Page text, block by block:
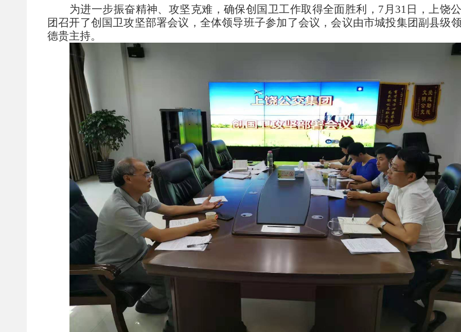
为进一步振奋精神、攻坚克难，确保创国卫工作取得全面胜利， 7月31日，上饶
团召开了创国卫攻坚部署会议，全体领导班子参加了会议，会议由市城投集团副县级
德贵主持。